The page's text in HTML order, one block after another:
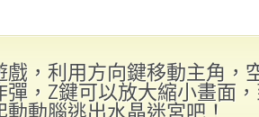
戲，利用方向鍵移動主角，
彈，Z鍵可以放大縮小畫面
動動腦逃出水晶迷宮吧！